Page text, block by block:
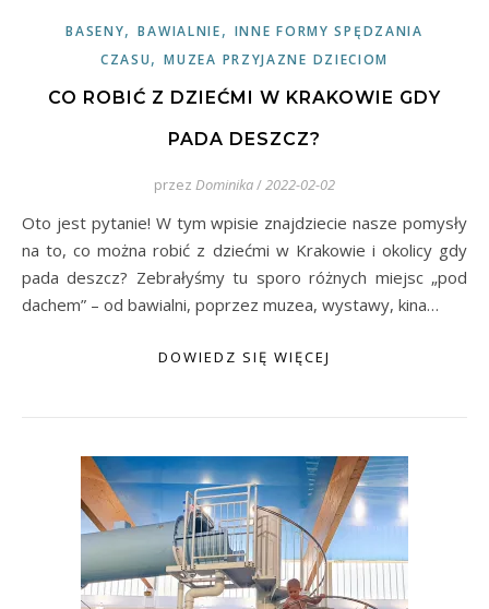
BASENY,BAWIALNIE, INNE FORMY SPĘDZANIA
CZASU,MUZEA PRZYJAZNE DZIECIOM
CO ROBIĆ Z DZIEĆMI W KRAKOWIE GDY
PADA DESZCZ?
przez Dominika/2022-02-02
Oto jest pytanie! W tym wpisie znajdziecie nasze pomysły
na to, co można robić z dziećmi w Krakowie i okolicy gdy
pada deszcz? Zebrałyśmy tu sporo różnych miejsc „pod
dachem” – od bawialni, poprzez muzea, wystawy, kina…
DOWIEDZ SIĘ WIĘCEJ